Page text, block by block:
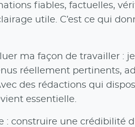
fiables, factuelles,
utile. C’est ce qui
ma façon de travailler :
réellement pertinents,
des rédactions qui
essentielle.
: construire une crédibilité